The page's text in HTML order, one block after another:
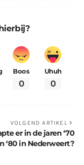
Boos
0
Uhuh
0
VOLGEND ARTIKEL
er in de jaren ‘70
‘80 in Nederweert?